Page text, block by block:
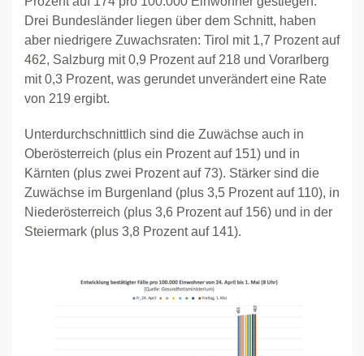
Drei Bundesländer liegen über dem Schnitt, haben
aber niedrigere Zuwachsraten: Tirol mit 1,7 Prozent auf
462, Salzburg mit 0,9 Prozent auf 218 und Vorarlberg
mit 0,3 Prozent, was gerundet unverändert eine Rate
von 219 ergibt.
Unterdurchschnittlich sind die Zuwächse auch in
Oberösterreich (plus ein Prozent auf 151) und in
Kärnten (plus zwei Prozent auf 73). Stärker sind die
Zuwächse im Burgenland (plus 3,5 Prozent auf 110), in
Niederösterreich (plus 3,6 Prozent auf 156) und in der
Steiermark (plus 3,8 Prozent auf 141).